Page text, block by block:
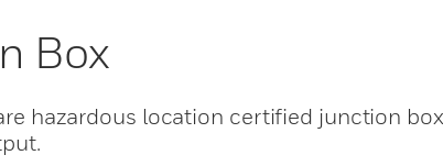
Box
hazardous location certified junction